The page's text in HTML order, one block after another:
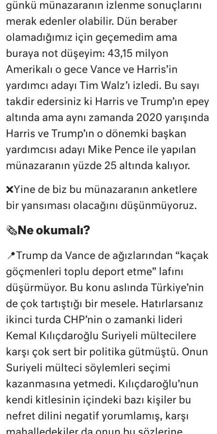
günkü münazaranın izlenme sonuçlarını
merak edenler olabilir. Dün beraber
olamadığımız için geçemedim ama
buraya not düşeyim: 43,15 milyon
Amerikalı o gece Vance ve Harris’in
yardımcı adayı Tim Walz’ı izledi. Bu sayı
takdir edersiniz ki Harris ve Trump’ın epey
altında ama aynı zamanda 2020 yarışında
Harris ve Trump’ın o dönemki başkan
yardımcısı adayı Mike Pence ile yapılan
münazaranın yüzde 25 altında kalıyor.
❌Yine de biz bu münazaranın anketlere
bir yansıması olacağını düşünmüyoruz.
🗞️Ne okumalı?
📍Trump da Vance de ağızlarından “kaçak
göçmenleri toplu deport etme” lafını
düşürmüyor. Bu konu aslında Türkiye’nin
de çok tartıştığı bir mesele. Hatırlarsanız
ikinci turda CHP’nin o zamanki lideri
Kemal Kılıçdaroğlu Suriyeli mültecilere
karşı çok sert bir politika gütmüştü. Onun
Suriyeli mülteci söylemleri seçimi
kazanmasına yetmedi. Kılıçdaroğlu’nun
kendi kitlesinin içindeki bazı kişiler bu
nefret dilini negatif yorumlamış, karşı